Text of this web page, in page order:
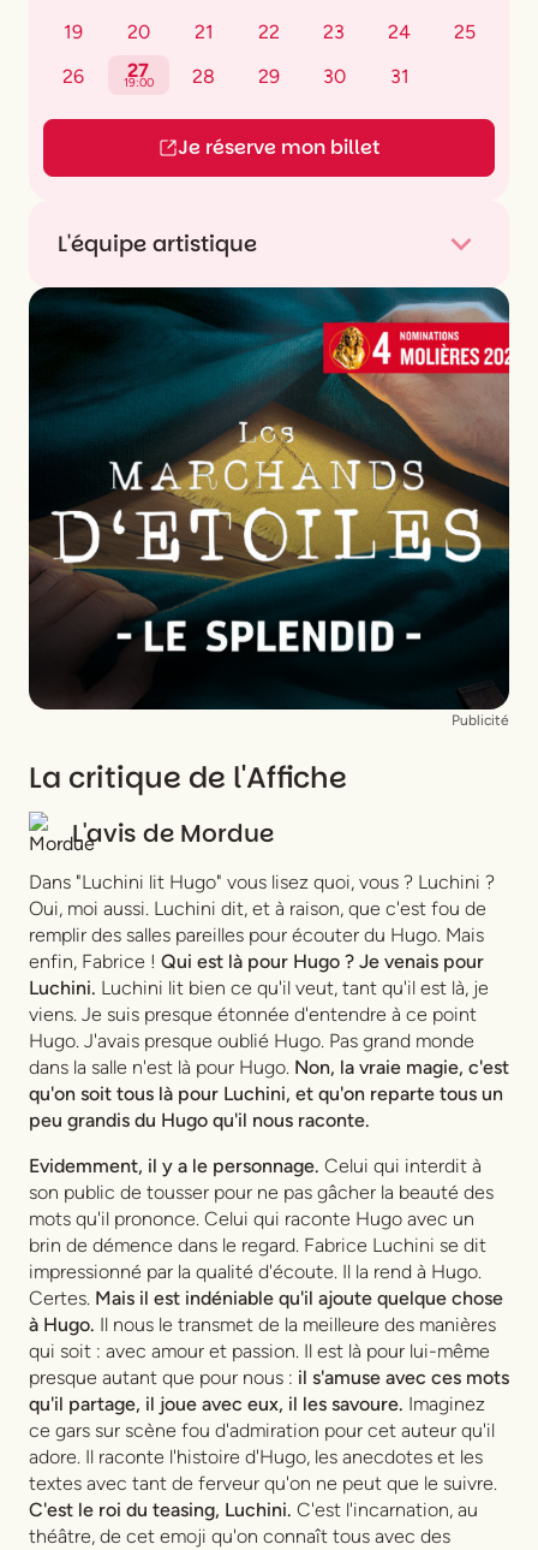
19
20 21 22 23 24
25
26
27
19:00 28 29 30 31
Je réserve mon billet
L'équipe artistique
AvecFabrice Luchini
Mise en scèneEmmanuelle Garassino
Laurent Béal
Publicité
La critique de l'Affiche
L'avis de Mordue
Dans "Luchini lit Hugo" vous lisez quoi, vous ? Luchini ?
Oui, moi aussi. Luchini dit, et à raison, que c'est fou de
remplir des salles pareilles pour écouter du Hugo. Mais
enfin, Fabrice ! Qui est là pour Hugo ? Je venais pour
Luchini. Luchini lit bien ce qu'il veut, tant qu'il est là, je
viens. Je suis presque étonnée d'entendre à ce point
Hugo. J'avais presque oublié Hugo. Pas grand monde
dans la salle n'est là pour Hugo. Non, la vraie magie, c'est
qu'on soit tous là pour Luchini, et qu'on reparte tous un
peu grandis du Hugo qu'il nous raconte.
Evidemment, il y a le personnage. Celui qui interdit à
son public de tousser pour ne pas gâcher la beauté des
mots qu'il prononce. Celui qui raconte Hugo avec un
brin de démence dans le regard. Fabrice Luchini se dit
impressionné par la qualité d'écoute. Il la rend à Hugo.
Certes. Mais il est indéniable qu'il ajoute quelque chose
à Hugo. Il nous le transmet de la meilleure des manières
qui soit : avec amour et passion. Il est là pour lui-même
presque autant que pour nous : il s'amuse avec ces mots
qu'il partage, il joue avec eux, il les savoure. Imaginez
ce gars sur scène fou d'admiration pour cet auteur qu'il
adore. Il raconte l'histoire d'Hugo, les anecdotes et les
textes avec tant de ferveur qu'on ne peut que le suivre.
C'est le roi du teasing, Luchini. C'est l'incarnation, au
théâtre, de cet emoji qu'on connaît tous avec des